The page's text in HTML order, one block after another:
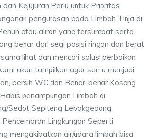
Kejujuran Perlu untuk Prioritas
pengurasan pada Limbah Tinja di
atau aliran yang tersumbat serta
benar dari segi posisi ringan dan berat
lihat dan mencari solusi perbaikan
akan tampilkan agar semu menjadi
bersih WC dan Benar-benar Kosong
penampungan Limbah di
Sedot Sepiteng Lebakgedong.
Pencemaran Lingkungan Seperti
mengakibatkan air/udara limbah bisa